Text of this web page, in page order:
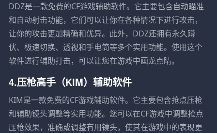
DDZ是一款免费的CF游戏辅助软件。它主要包含自动瞄准
和自动射击功能，它们可以让你在各种情况下进行攻击，
让你的攻击更加精确和优异。此外，DDZ还拥有永久蹲
伏、极速切换、透视和手电筒等多个实用功能。使用这个
软件进行辅助打击，可以让您在游戏中画龙点睛。
4.压枪高手（KIM）辅助软件
KIM是一款免费的CF游戏辅助软件。它主要包含抢点压枪
和辅助镜头调整等实用功能。您可以在CF游戏中调整抢点
压枪效果，准确或调整有用镜头，使其在游戏中的表现更